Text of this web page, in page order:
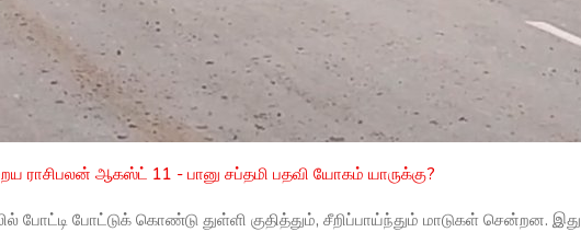
ராசிபலன் ஆகஸ்ட் 11 - பானு சப்தமி பதவி யோகம் யாருக்கு?
போட்டி போட்டுக் கொண்டு துள்ளி குதித்தும், சீறிப்பாய்ந்தும் மாடுகள் சென்றன. இது